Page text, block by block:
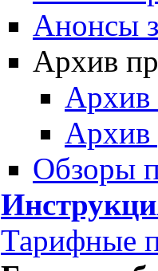
Анонсы
Архив
Архив
Архив
Обзоры
Тарифные